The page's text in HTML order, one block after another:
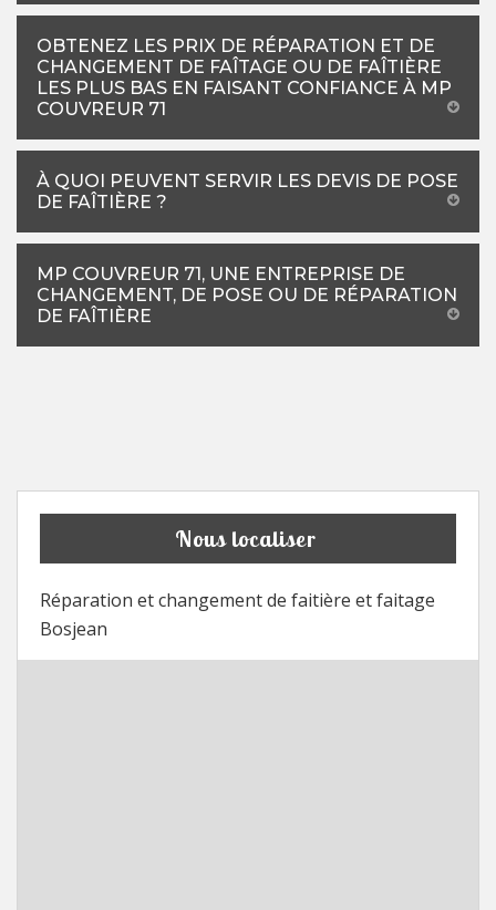
OBTENEZ LES PRIX DE RÉPARATION ET DE
CHANGEMENT DE FAÎTAGE OU DE FAÎTIÈRE
LES PLUS BAS EN FAISANT CONFIANCE À MP
COUVREUR 71
À QUOI PEUVENT SERVIR LES DEVIS DE POSE
DE FAÎTIÈRE ?
MP COUVREUR 71, UNE ENTREPRISE DE
CHANGEMENT, DE POSE OU DE RÉPARATION
DE FAÎTIÈRE
Nous localiser
Réparation et changement de faitière et faitage
Bosjean